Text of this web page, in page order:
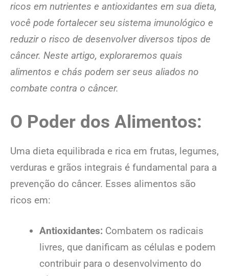
ricos em nutrientes e antioxidantes em sua dieta,
você pode fortalecer seu sistema imunológico e
reduzir o risco de desenvolver diversos tipos de
câncer. Neste artigo, exploraremos quais
alimentos e chás podem ser seus aliados no
combate contra o câncer.
O Poder dos Alimentos:
Uma dieta equilibrada e rica em frutas, legumes,
verduras e grãos integrais é fundamental para a
prevenção do câncer. Esses alimentos são
ricos em:
Antioxidantes: Combatem os radicais
livres, que danificam as células e podem
contribuir para o desenvolvimento do